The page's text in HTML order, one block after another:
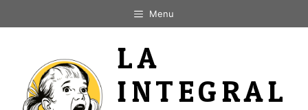
al
Menu
LA
INTEGRAL